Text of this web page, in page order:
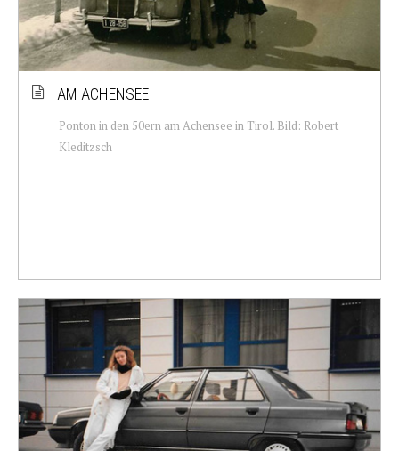
AM ACHENSEE
Ponton in den 50ern am Achensee in Tirol. Bild: Robert
Kleditzsch